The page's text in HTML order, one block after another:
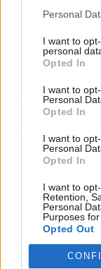
Personal
I want to
personal
Opted In
I want to
Personal
Opted In
I want to
Personal
Opted In
I want to
Retention,
Personal
Purposes
Opted Out
Los
trabajo tóxico
Frustración
Un salario
ánimo y a la
lugar a
la depresión.